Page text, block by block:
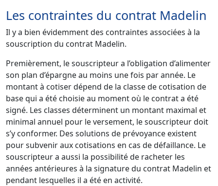
Les contraintes du contrat Madelin
Il y a bien évidemment des contraintes associées à la
souscription du contrat Madelin.
Premièrement, le souscripteur a l’obligation d’alimenter
son plan d’épargne au moins une fois par année. Le
montant à cotiser dépend de la classe de cotisation de
base qui a été choisie au moment où le contrat a été
signé. Les classes déterminent un montant maximal et
minimal annuel pour le versement, le souscripteur doit
s’y conformer. Des solutions de prévoyance existent
pour subvenir aux cotisations en cas de défaillance. Le
souscripteur a aussi la possibilité de racheter les
années antérieures à la signature du contrat Madelin et
pendant lesquelles il a été en activité.